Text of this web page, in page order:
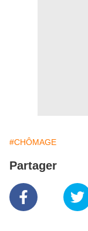
#CHÔMAGE
Partager